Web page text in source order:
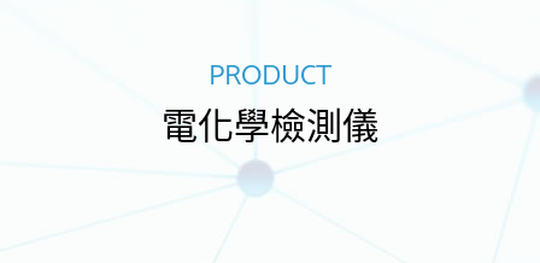
PRODUCT
電化學檢測儀